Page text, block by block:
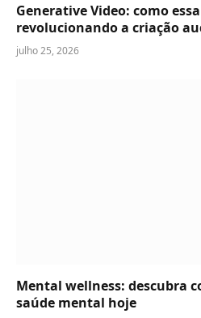
Generative Video: como
revolucionando a criação
julho 25, 2026
Mental wellness: descubra
saúde mental hoje